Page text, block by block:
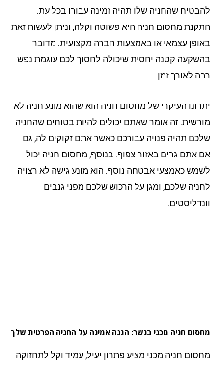
שהחניה שלו תהיה זמינה עבורו בכל עת.
מחסום חניה היא פשוטה וקלה, וניתן לעשות זאת
עצמאי או באמצעות חברה מקצועית. מדובר
קטנה יחסית שיכולה לחסוך לכם עוגמת נפש
לאורך זמן.
העיקרי של מחסום חניה הוא שהוא מונע חניה לא
זה אומר שאתם יכולים להיות בטוחים שהחניה
תהיה פנויה עבורכם כאשר אתם זקוקים לה, גם
אתם גרים באזור צפוף. בנוסף, מחסום חניה יכול
כאמצעי אבטחה נוסף. הוא מונע גישה לא רצויה
שלכם, ומגן על הרכוש שלכם מפני גנבים
חניה מכני בנשר: הגנה אמינה על החניה הפרטית שלך
חניה מכני מציע פתרון יעיל, עמיד וקל לתחזוקה